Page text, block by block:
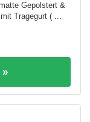
Gepolstert &
Tragegurt ( ...
»